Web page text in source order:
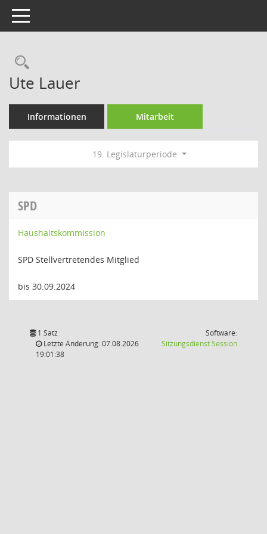
Toggle navigation
Rechercheauswahl
Ute Lauer
Informationen Mitarbeit
19. Legislaturperiode
SPD
Haushaltskommission
SPD Stellvertretendes Mitglied
bis 30.09.2024
1 Satz
Letzte Änderung: 07.08.2026
19:01:38
Software:
SitzungsdienstSession(Wird in